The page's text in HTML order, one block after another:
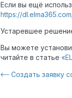
Если вы ещё
https://
Устаревшее
Вы можете
читайте в статье
Создать заявку